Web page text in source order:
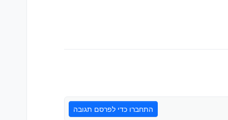
התחברו כדי לפרסם תגובה